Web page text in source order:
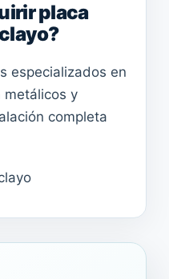
placa
especializados en
metálicos y
completa